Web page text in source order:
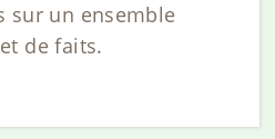
sur un ensemble
de faits.